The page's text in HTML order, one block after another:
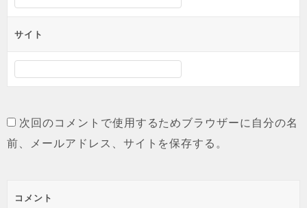
サイト
次回のコメントで使用するためブラウザーに自分の名
前、メールアドレス、サイトを保存する。
コメント